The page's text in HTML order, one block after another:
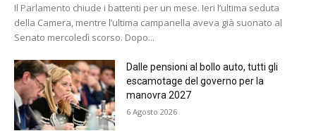
Il Parlamento chiude i battenti per un mese. Ieri l’ultima seduta
della Camera, mentre l’ultima campanella aveva già suonato al
Senato mercoledì scorso. Dopo...
Dalle pensioni al bollo auto, tutti gli
escamotage del governo per la
manovra 2027
6 Agosto 2026